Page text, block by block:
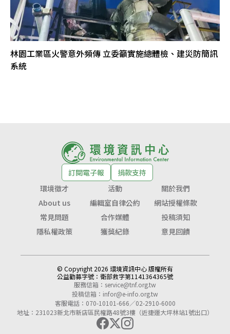
林園工業區火警意外頻傳 立委籲實施總體檢、建災防簡訊
系統
訂閱電子報
捐款支持
環境徵才
活動
關於我們
About us
編輯室自律公約
網站授權條款
常見問題
合作媒體
投稿須知
隱私權政策
獲獎紀錄 意見回饋
© Copyright 2026 環境資訊中心 版權所有
公益勸募字號： 衛部救字第1141364365號
服務信箱： service@tnf.org.tw
投稿信箱： infor@e-info.org.tw
客服電話：070-10101-666／02-2910-6000
地址：231023新北市新店區民權路48號3樓（近捷運大坪林站1號出口）